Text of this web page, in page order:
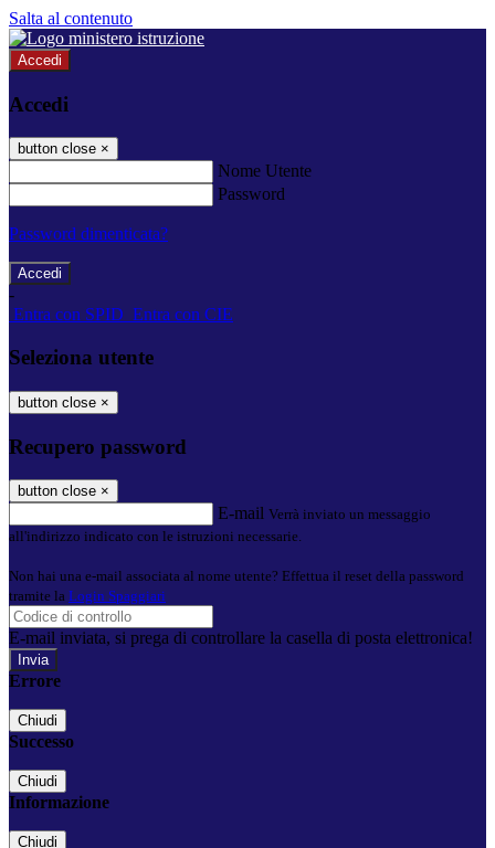
Salta al contenuto
Accedi
Accedi
button close ×
Nome Utente
Password
Password dimenticata?
-
Entra con SPID Entra con CIE
Seleziona utente
button close ×
Recupero password
button close ×
E-mail Verrà inviato un messaggio
all'indirizzo indicato con le istruzioni necessarie.
Non hai una e-mail associata al nome utente? Effettua il reset della password
tramite la Login Spaggiari
E-mail inviata, si prega di controllare la casella di posta elettronica!
Errore
Chiudi
Successo
Chiudi
Informazione
Chiudi